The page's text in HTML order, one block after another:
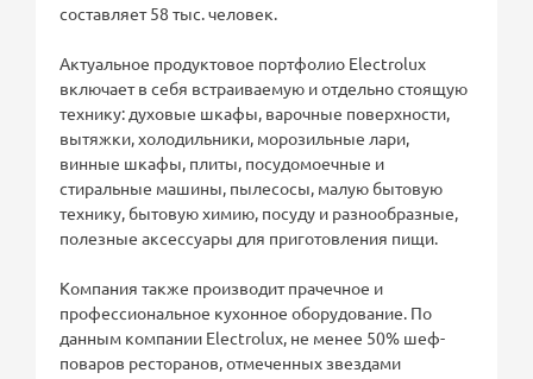
составляет 58 тыс. человек.
Актуальное продуктовое портфолио Electrolux
включает в себя встраиваемую и отдельно стоящую
технику: духовые шкафы, варочные поверхности,
вытяжки, холодильники, морозильные лари,
винные шкафы, плиты, посудомоечные и
стиральные машины, пылесосы, малую бытовую
технику, бытовую химию, посуду и разнообразные,
полезные аксессуары для приготовления пищи.
Компания также производит прачечное и
профессиональное кухонное оборудование. По
данным компании Electrolux, не менее 50% шеф-
поваров ресторанов, отмеченных звездами